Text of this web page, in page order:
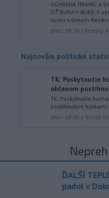
OCHRANA HRANÍC A
ÍSŤ RUKA V RUKE. V
spolu s tímom
dnes 09:34 | Verejný
Najnovšie politické
TK: Poskytnutie
občanom
TK: Poskytnutie
postihnutým búrkami
dnes 09:05 | Tomáš
ĎALŠÍ
padol v